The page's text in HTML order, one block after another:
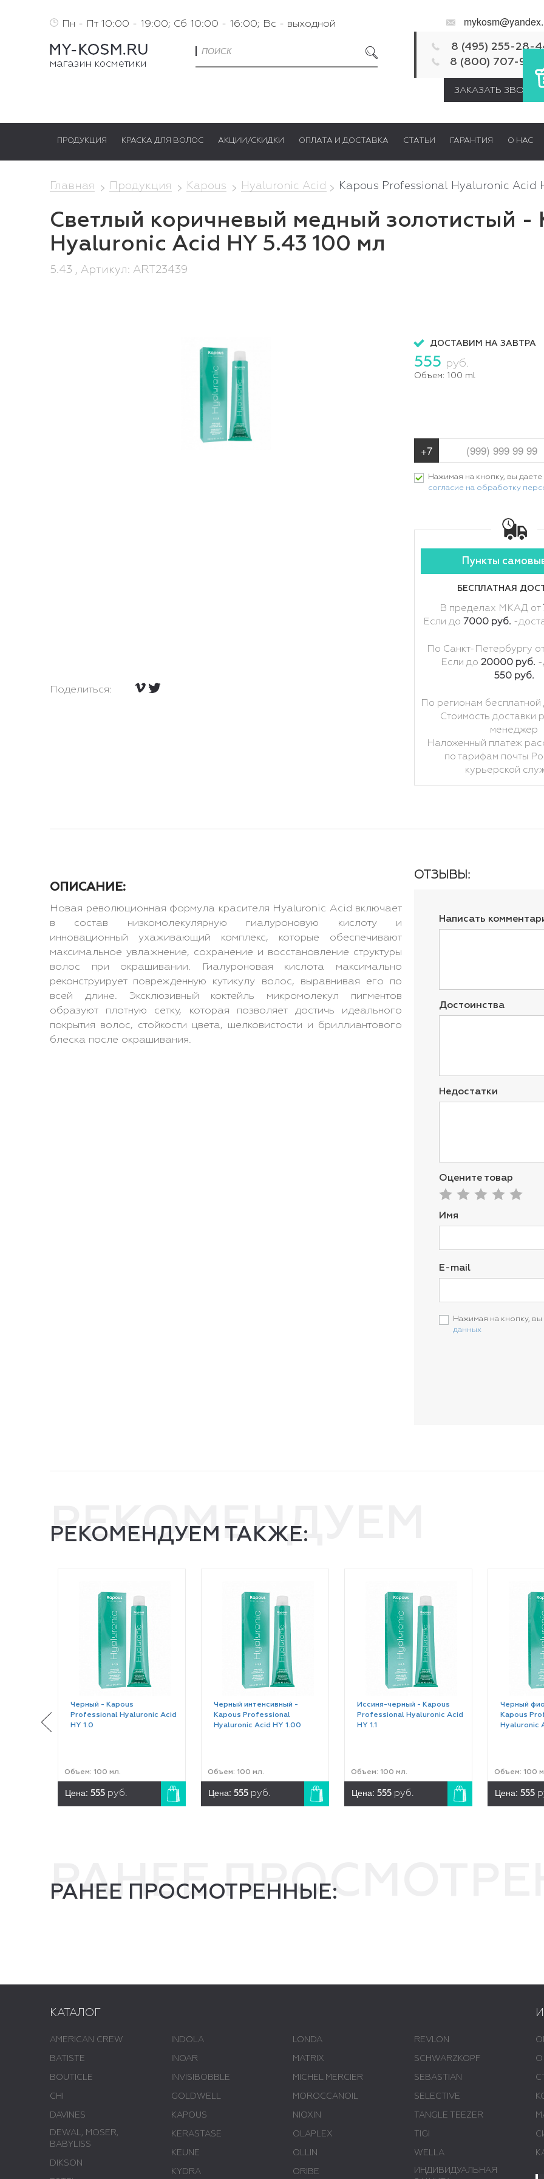
Пн - Пт 10:00 - 19:00; Сб 10:00 - 16:00; Вс - выходной
8 (495) 255-28-
8 (800) 707-92-
ЗАКАЗАТЬ ЗВОНОК
ПРОДУКЦИЯ КРАСКА ДЛЯ ВОЛОС АКЦИИ/СКИДКИ ОПЛАТА И ДОСТАВКА СТАТЬИ ГАРАНТИЯ О НАС
Главная Продукция Kapous Hyaluronic Acid Kapous Professional Hyaluronic Acid
Светлый коричневый медный золотистый -
Hyaluronic Acid HY 5.43 100 мл
5.43 , Артикул: ART23439
Поделиться:
ДОСТАВИМ НА ЗАВТРА
555 руб.
Объем: 100 ml
Нажимая на кнопку, вы даете
согласие на обработку
Пункты
БЕСПЛАТНАЯ
В пределах МКАД от
Если до 7000 руб. -
По Санкт-Петербургу
Если до20000 руб. -
550 руб.
По регионам бесплатной
Стоимость доставки
менеджер
Наложенный платеж
по тарифам почты
курьерской
ОПИСАНИЕ:
Новая революционная формула красителя Hyaluronic Acid включает
в состав низкомолекулярную гиалуроновую кислоту и
инновационный ухаживающий комплекс, которые обеспечивают
максимальное увлажнение, сохранение и восстановление структуры
волос при окрашивании. Гиалуроновая кислота максимально
реконструирует поврежденную кутикулу волос, выравнивая его по
всей длине. Эксклюзивный коктейль микромолекул пигментов
образуют плотную сетку, которая позволяет достичь идеального
покрытия волос, стойкости цвета, шелковистости и бриллиантового
блеска после окрашивания.
ОТЗЫВЫ:
Написать
Достоинства
Недостатки
Оцените товар
Имя
E-mail
Нажимая на кнопку,
данных
РЕКОМЕНДУЕМ
РЕКОМЕНДУЕМ ТАКЖЕ:
Черный - Kapous
Professional Hyaluronic Acid
HY 1.0
Объем: 100 мл.
Цена: 555 руб.
Черный интенсивный -
Kapous Professional
Hyaluronic Acid HY 1.00
Объем: 100 мл.
Цена: 555 руб.
Иссиня-черный - Kapous
Professional Hyaluronic Acid
HY 1.1
Объем: 100 мл.
Цена: 555 руб.
Черный
Kapous
Hyaluronic
Объем: 100
Цена: 555
РАНЕЕ
РАНЕЕ ПРОСМОТРЕННЫЕ:
КАТАЛОГ
AMERICAN CREW
BATISTE
BOUTICLE
CHI
DAVINES
DEWAL, MOSER,
BABYLISS
DIKSON
INDOLA
INOAR
INVISIBOBBLE
GOLDWELL
KAPOUS
KERASTASE
KEUNE
KYDRA
LONDA
MATRIX
MICHEL MERCIER
MOROCCANOIL
NIOXIN
OLAPLEX
OLLIN
ORIBE
REVLON
SCHWARZKOPF
SEBASTIAN
SELECTIVE
TANGLE TEEZER
TIGI
WELLA
ИНДИВИДУАЛЬНАЯ
О